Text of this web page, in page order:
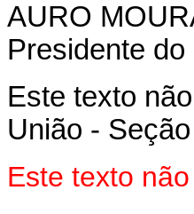
AURO
Presidente
Este texto
União -
Este texto